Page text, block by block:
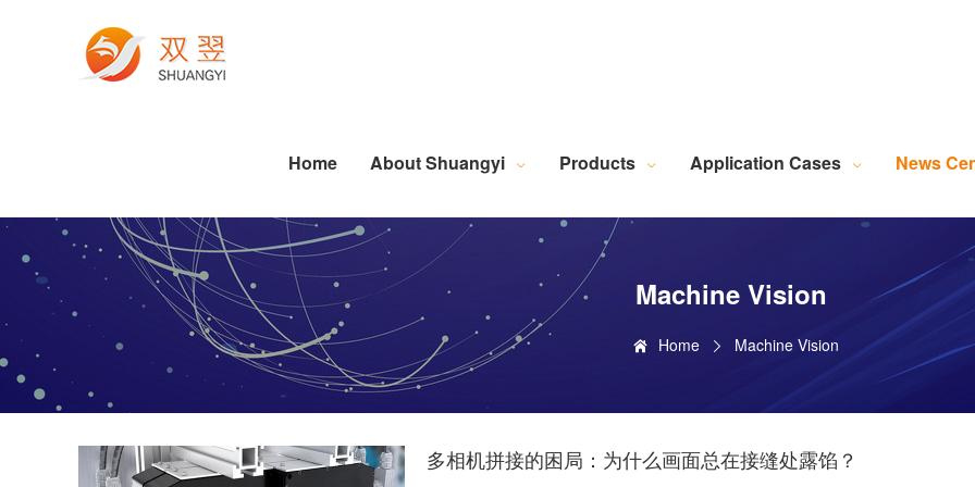
Home About Shuangyi Products Application Cases News
Machine Vision
Home Machine Vision
多相机拼接的困局：为什么画面总在接缝处露馅？